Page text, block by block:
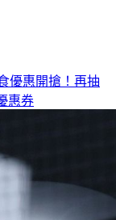
優惠開搶！再抽
惠券